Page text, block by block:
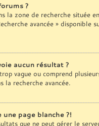
?
la zone de recherche située
avancée » disponible
aucun résultat ?
vague ou comprend
la recherche avancée.
page blanche ?!
que ne peut gérer le